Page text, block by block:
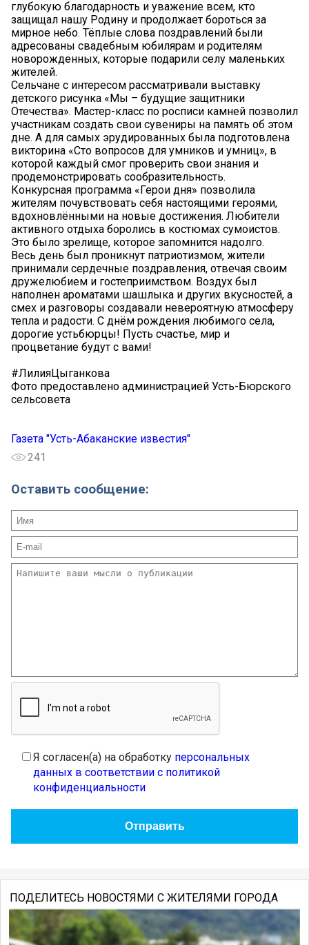
глубокую благодарность и уважение всем, кто
защищал нашу Родину и продолжает бороться за
мирное небо. Тёплые слова поздравлений были
адресованы свадебным юбилярам и родителям
новорожденных, которые подарили селу маленьких
жителей.
Сельчане с интересом рассматривали выставку
детского рисунка «Мы – будущие защитники
Отечества». Мастер-класс по росписи камней позволил
участникам создать свои сувениры на память об этом
дне. А для самых эрудированных была подготовлена
викторина «Сто вопросов для умников и умниц», в
которой каждый смог проверить свои знания и
продемонстрировать сообразительность.
Конкурсная программа «Герои дня» позволила
жителям почувствовать себя настоящими героями,
вдохновлёнными на новые достижения. Любители
активного отдыха боролись в костюмах сумоистов.
Это было зрелище, которое запомнится надолго.
Весь день был проникнут патриотизмом, жители
принимали сердечные поздравления, отвечая своим
дружелюбием и гостеприимством. Воздух был
наполнен ароматами шашлыка и других вкусностей, а
смех и разговоры создавали невероятную атмосферу
тепла и радости. С днём рождения любимого села,
дорогие устьбюрцы! Пусть счастье, мир и
процветание будут с вами!
#ЛилияЦыганкова
Фото предоставлено администрацией Усть-Бюрского
сельсовета
Газета "Усть-Абаканские известия"
241
Оставить сообщение:
Я согласен(а) на обработку персональных
данных в соответствии с политикой
конфиденциальности
ПОДЕЛИТЕСЬ НОВОСТЯМИ С ЖИТЕЛЯМИ ГОРОДА